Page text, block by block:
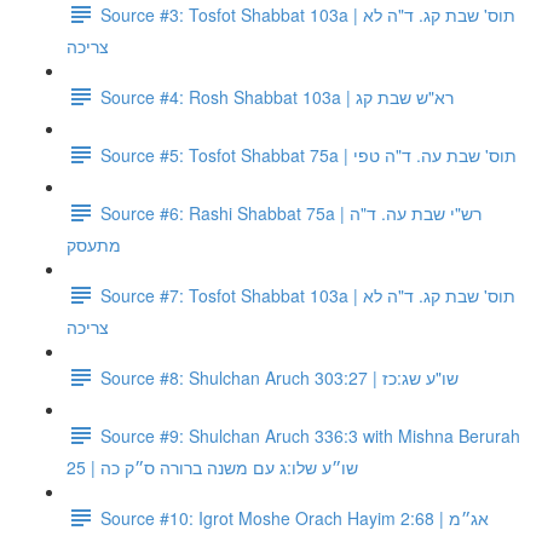
Source #3: Tosfot Shabbat 103a | תוס' שבת קג. ד"ה לא
צריכה
Source #4: Rosh Shabbat 103a | רא"ש שבת קג
Source #5: Tosfot Shabbat 75a | תוס' שבת עה. ד"ה טפי
Source #6: Rashi Shabbat 75a | רש"י שבת עה. ד"ה
מתעסק
Source #7: Tosfot Shabbat 103a | תוס' שבת קג. ד"ה לא
צריכה
Source #8: Shulchan Aruch 303:27 | שו"ע שג:כז
Source #9: Shulchan Aruch 336:3 with Mishna Berurah
25 | שו״ע שלו:ג עם משנה ברורה ס״ק כה
Source #10: Igrot Moshe Orach Hayim 2:68 | אג״מ